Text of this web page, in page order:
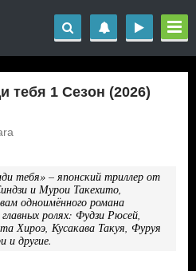
тебя 1 Сезон (2026)
тебя» – японский триллер от
и Мурои Такехито,
одноимённого романа
ролях: Фудзи Рюсей,
Хироэ, Кусакава Такуя, Фуруя
и другие.